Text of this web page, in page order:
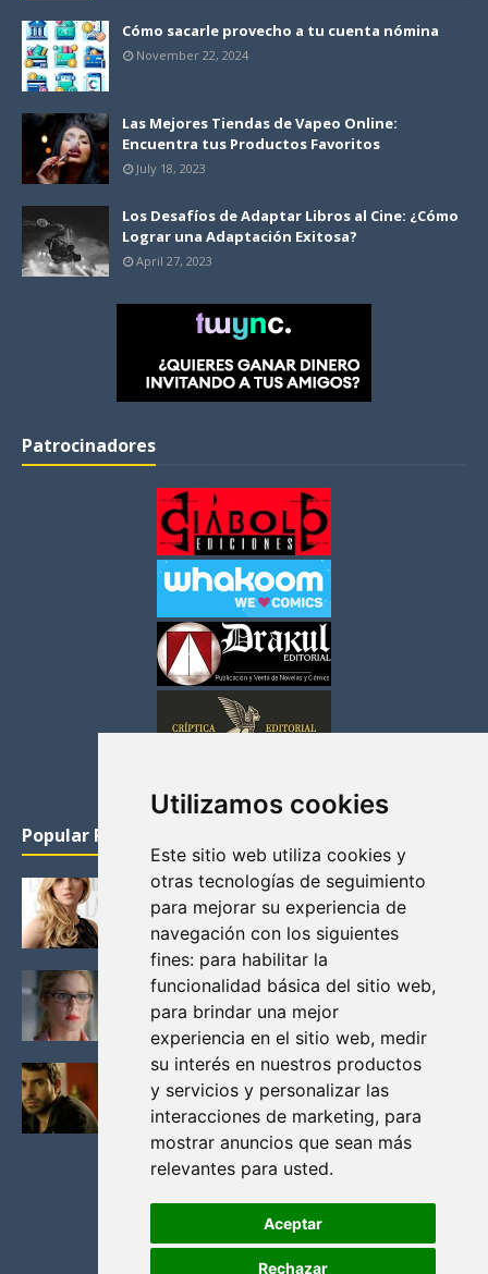
Utilizamos cookies
Este sitio web utiliza cookies y
otras tecnologías de seguimiento
para mejorar su experiencia de
navegación con los siguientes
fines: para habilitar la
funcionalidad básica del sitio web,
para brindar una mejor
experiencia en el sitio web, medir
su interés en nuestros productos
y servicios y personalizar las
interacciones de marketing, para
mostrar anuncios que sean más
relevantes para usted.
Aceptar
Rechazar
Cómo sacarle provecho a tu cuenta nómina
November 22, 2024
Las Mejores Tiendas de Vapeo Online:
Encuentra tus Productos Favoritos
July 18, 2023
Los Desafíos de Adaptar Libros al Cine: ¿Cómo
Lograr una Adaptación Exitosa?
April 27, 2023
Patrocinadores
Popular Posts
KATHERYN WINNICK: LA ACTRIZ MAS GUAPA DE
VIKINGOS
Junio 14, 2013
FELICITY (EMILY BETT RICKARDS), LAS FOTOS
MAS BONITAS DE LA ALIADA DE ARROW
Noviembre 30, 2013
BLACK MIRROR: TODA TU HISTORIA. EPISODIO 3.
LA CRITICA
Mayo 17, 2012